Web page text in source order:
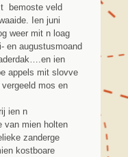
t bemoste veld
Ien juni
weer mit n loag
en augustusmoand
ien
appels mit slovve
mos en
ien n
van mien holten
zanderge
kostboare